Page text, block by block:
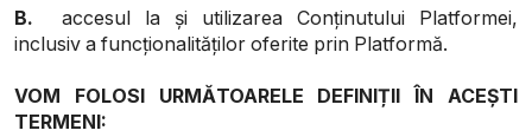
B. accesul la și utilizarea Conținutului Platformei,
inclusiv a funcționalităților oferite prin Platformă.
VOM FOLOSI URMĂTOARELE DEFINIȚII ÎN ACEȘTI
TERMENI: